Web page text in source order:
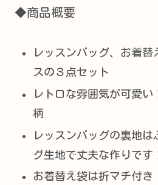
◆商品概要
レッスンバッグ、お着
スの３点セット
レトロな雰囲気が可愛
柄
レッスンバッグの裏地
グ生地で丈夫な作りです
お着替え袋は折マチ付き